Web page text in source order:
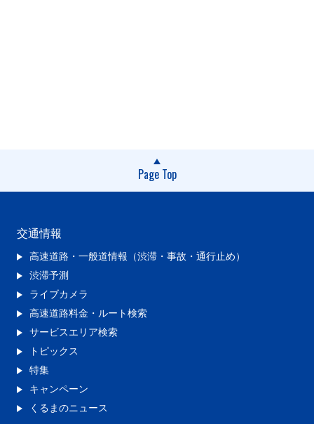
Page Top
交通情報
高速道路・一般道情報（渋滞・事故・通行止め）
渋滞予測
ライブカメラ
高速道路料金・ルート検索
サービスエリア検索
トピックス
特集
キャンペーン
くるまのニュース